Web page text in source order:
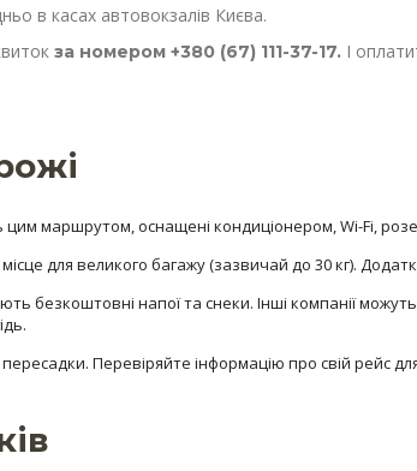
в касах автовокзалів Києва.
за номером +380 (67) 111-37-17. І
цим маршрутом, оснащені кондиціонером, Wi-Fi,
для великого багажу (зазвичай до 30 кг).
безкоштовні напої та снеки. Інші компанії
Перевіряйте інформацію про свій рейс